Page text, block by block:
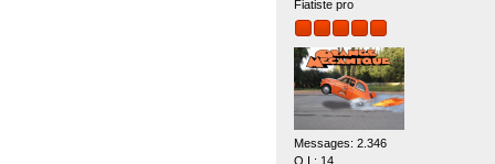
Fiatiste pro
Messages: 2.346
Q.I.: 14